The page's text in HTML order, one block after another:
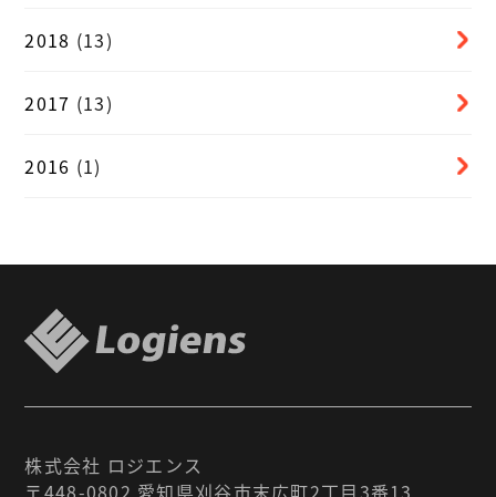
2018 (13)
2017 (13)
2016 (1)
株式会社 ロジエンス